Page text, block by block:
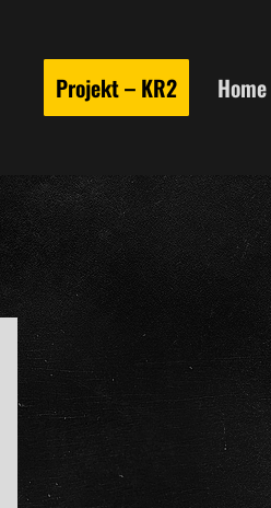
Projekt – KR2 Home